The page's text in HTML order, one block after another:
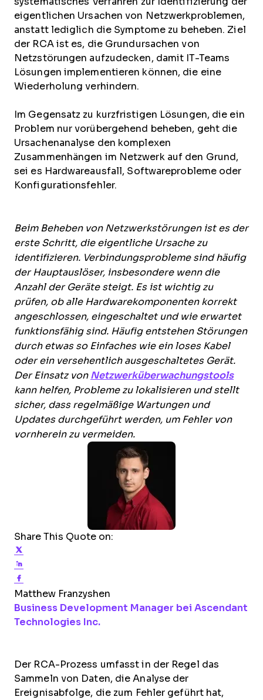
eigentlichen Ursachen von Netzwerkproblemen,
anstatt lediglich die Symptome zu beheben. Ziel
der RCA ist es, die Grundursachen von
Netzstörungen aufzudecken, damit IT-Teams
Lösungen implementieren können, die eine
Wiederholung verhindern.
Im Gegensatz zu kurzfristigen Lösungen, die ein
Problem nur vorübergehend beheben, geht die
Ursachenanalyse den komplexen
Zusammenhängen im Netzwerk auf den Grund,
sei es Hardwareausfall, Softwareprobleme oder
Konfigurationsfehler.
Beim Beheben von Netzwerkstörungen ist es der
erste Schritt, die eigentliche Ursache zu
identifizieren. Verbindungsprobleme sind häufig
der Hauptauslöser, insbesondere wenn die
Anzahl der Geräte steigt. Es ist wichtig zu
prüfen, ob alle Hardwarekomponenten korrekt
angeschlossen, eingeschaltet und wie erwartet
funktionsfähig sind. Häufig entstehen Störungen
durch etwas so Einfaches wie ein loses Kabel
oder ein versehentlich ausgeschaltetes Gerät.
Der Einsatz von Netzwerküberwachungstools
kann helfen, Probleme zu lokalisieren und stellt
sicher, dass regelmäßige Wartungen und
Updates durchgeführt werden, um Fehler von
vornherein zu vermeiden.
Share This Quote on:
Matthew Franzyshen
Business Development Manager bei Ascendant
Technologies Inc.Opens new window
Der RCA-Prozess umfasst in der Regel das
Sammeln von Daten, die Analyse der
Ereignisabfolge, die zum Fehler geführt hat,